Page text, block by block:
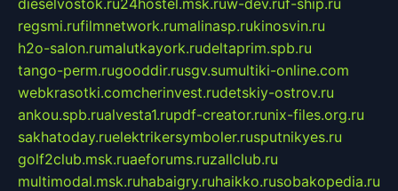
regsmi.rufilmnetwork.rumalinasp.rukinosvin.ru
h2o-salon.rumalutkayork.rudeltaprim.spb.ru
tango-perm.rugooddir.rusgv.sumultiki-online.com
webkrasotki.comcherinvest.rudetskiy-ostrov.ru
ankou.spb.rualvesta1.rupdf-creator.runix-files.org.ru
sakhatoday.ruelektrikersymboler.rusputnikyes.ru
golf2club.msk.ruaeforums.ruzallclub.ru
multimodal.msk.ruhabaigry.ruhaikko.rusobakopedia.ru